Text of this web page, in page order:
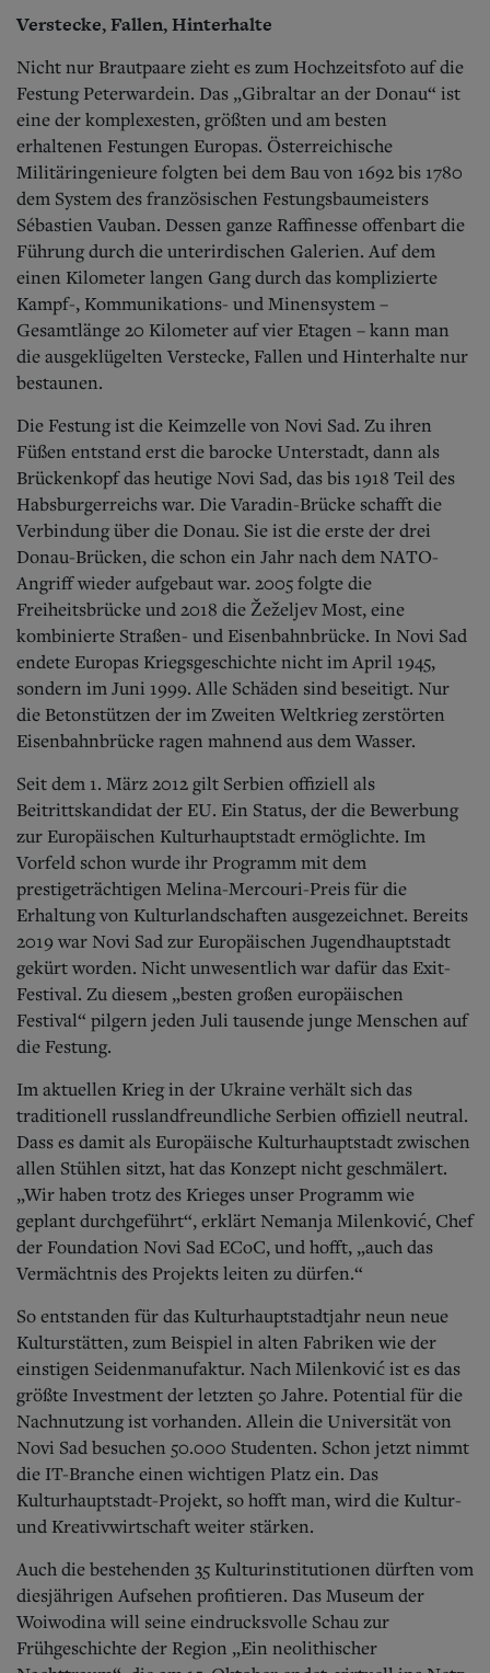
Verstecke, Fallen, Hinterhalte
Nicht nur Brautpaare zieht es zum Hochzeitsfoto auf die
Festung Peterwardein. Das „Gibraltar an der Donau“ ist
eine der komplexesten, größten und am besten
erhaltenen Festungen Europas. Österreichische
Militäringenieure folgten bei dem Bau von 1692 bis 1780
dem System des französischen Festungsbaumeisters
Sébastien Vauban. Dessen ganze Raffinesse offenbart die
Führung durch die unterirdischen Galerien. Auf dem
einen Kilometer langen Gang durch das komplizierte
Kampf-, Kommunikations- und Minensystem –
Gesamtlänge 20 Kilometer auf vier Etagen – kann man
die ausgeklügelten Verstecke, Fallen und Hinterhalte nur
bestaunen.
Die Festung ist die Keimzelle von Novi Sad. Zu ihren
Füßen entstand erst die barocke Unterstadt, dann als
Brückenkopf das heutige Novi Sad, das bis 1918 Teil des
Habsburgerreichs war. Die Varadin-Brücke schafft die
Verbindung über die Donau. Sie ist die erste der drei
Donau-Brücken, die schon ein Jahr nach dem NATO-
Angriff wieder aufgebaut war. 2005 folgte die
Freiheitsbrücke und 2018 die Žeželjev Most, eine
kombinierte Straßen- und Eisenbahnbrücke. In Novi Sad
endete Europas Kriegsgeschichte nicht im April 1945,
sondern im Juni 1999. Alle Schäden sind beseitigt. Nur
die Betonstützen der im Zweiten Weltkrieg zerstörten
Eisenbahnbrücke ragen mahnend aus dem Wasser.
Seit dem 1. März 2012 gilt Serbien offiziell als
Beitrittskandidat der EU. Ein Status, der die Bewerbung
zur Europäischen Kulturhauptstadt ermöglichte. Im
Vorfeld schon wurde ihr Programm mit dem
prestigeträchtigen Melina-Mercouri-Preis für die
Erhaltung von Kulturlandschaften ausgezeichnet. Bereits
2019 war Novi Sad zur Europäischen Jugendhauptstadt
gekürt worden. Nicht unwesentlich war dafür das Exit-
Festival. Zu diesem „besten großen europäischen
Festival“ pilgern jeden Juli tausende junge Menschen auf
die Festung.
Im aktuellen Krieg in der Ukraine verhält sich das
traditionell russlandfreundliche Serbien offiziell neutral.
Dass es damit als Europäische Kulturhauptstadt zwischen
allen Stühlen sitzt, hat das Konzept nicht geschmälert.
„Wir haben trotz des Krieges unser Programm wie
geplant durchgeführt“, erklärt Nemanja Milenković, Chef
der Foundation Novi Sad ECoC, und hofft, „auch das
Vermächtnis des Projekts leiten zu dürfen.“
So entstanden für das Kulturhauptstadtjahr neun neue
Kulturstätten, zum Beispiel in alten Fabriken wie der
einstigen Seidenmanufaktur. Nach Milenković ist es das
größte Investment der letzten 50 Jahre. Potential für die
Nachnutzung ist vorhanden. Allein die Universität von
Novi Sad besuchen 50.000 Studenten. Schon jetzt nimmt
die IT-Branche einen wichtigen Platz ein. Das
Kulturhauptstadt-Projekt, so hofft man, wird die Kultur-
und Kreativwirtschaft weiter stärken.
Auch die bestehenden 35 Kulturinstitutionen dürften vom
diesjährigen Aufsehen profitieren. Das Museum der
Woiwodina will seine eindrucksvolle Schau zur
Frühgeschichte der Region „Ein neolithischer